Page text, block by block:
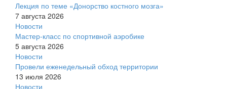
Лекция по теме «Донорство костного мозга»
7 августа 2026
Новости
Мастер-класс по спортивной аэробике
5 августа 2026
Новости
Провели еженедельный обход территории
13 июля 2026
Новости